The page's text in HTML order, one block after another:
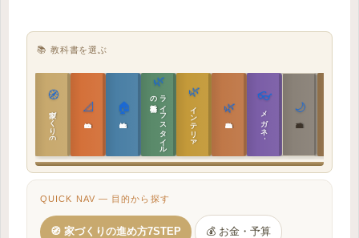
📚 教科書を選ぶ
🧭
家づくりの教科書 📐
実施設計の教科書
🏠
性能設計の教科書
🌿
ラ
イ
フ
ス
タ
イ
ル
の
教科書 🌿
インテリア設計 🌿
敷地設計の教科書
👓
メガネ｜転職 🌙
建築思想の教科書
QUICK NAV — 目的から探す
🧭 家づくりの進め方7STEP 💰 お金・予算